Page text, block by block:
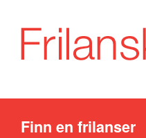
Finn en frilanser